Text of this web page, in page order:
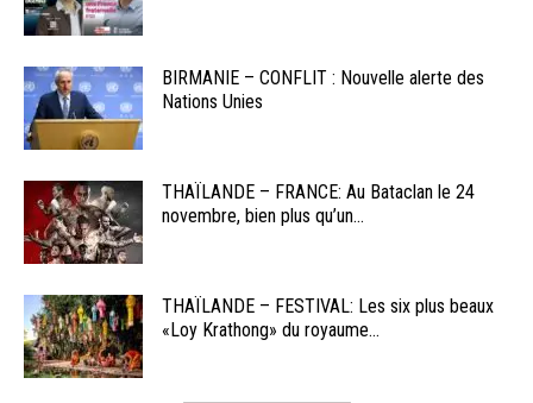
BIRMANIE – CONFLIT : Nouvelle alerte des
Nations Unies
THAÏLANDE – FRANCE: Au Bataclan le 24
novembre, bien plus qu’un...
THAÏLANDE – FESTIVAL: Les six plus beaux
«Loy Krathong» du royaume...